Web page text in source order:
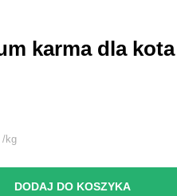
/kg
DODAJ DO KOSZYKA